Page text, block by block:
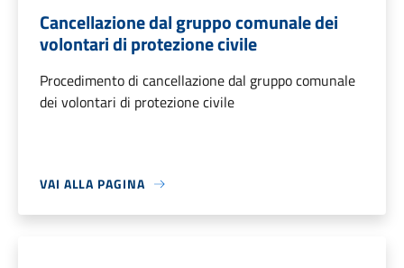
Cancellazione dal gruppo comunale dei
volontari di protezione civile
Procedimento di cancellazione dal gruppo comunale
dei volontari di protezione civile
VAI ALLA PAGINA